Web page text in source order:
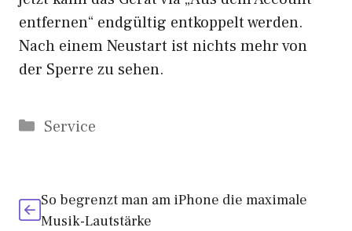
entfernen“ endgültig entkoppelt werden.
Nach einem Neustart ist nichts mehr von
der Sperre zu sehen.
Kategorien
Service
So begrenzt man am iPhone die maximale
Musik-Lautstärke